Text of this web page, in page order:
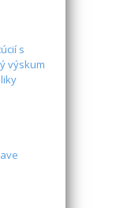
s
výskum